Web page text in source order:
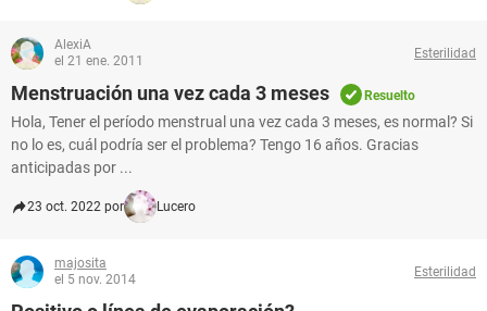
AlexiA
el 21 ene. 2011
Esterilidad
Menstruación una vez cada 3 meses Resuelto
Hola, Tener el período menstrual una vez cada 3 meses, es normal? Si
no lo es, cuál podría ser el problema? Tengo 16 años. Gracias
anticipadas por ...
23 oct. 2022 por Lucero
majosita
el 5 nov. 2014
Esterilidad